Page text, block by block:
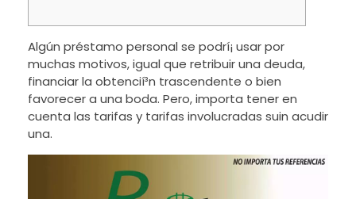
Algún préstamo personal se podrí¡ usar por
muchas motivos, igual que retribuir una deuda,
financiar la obtencií³n trascendente o bien
favorecer a una boda. Pero, importa tener en
cuenta las tarifas y tarifas involucradas suin acudir
una.